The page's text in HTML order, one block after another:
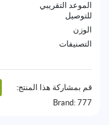
الموعد التقريبي
للتوصيل
الوزن
التصنيفات
قم بمشاركة هذا المنتج:
Brand:777